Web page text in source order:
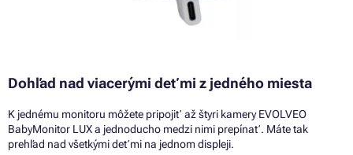
Dohľad nad viacerými deťmi z jedného miesta
K jednému monitoru môžete pripojiť až štyri kamery EVOLVEO
BabyMonitor LUX a jednoducho medzi nimi prepínať. Máte tak
prehľad nad všetkými deťmi na jednom displeji.